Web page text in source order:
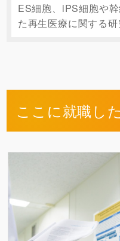
ES細胞、iPS細胞や
た再生医療に関する研
ここに就職し